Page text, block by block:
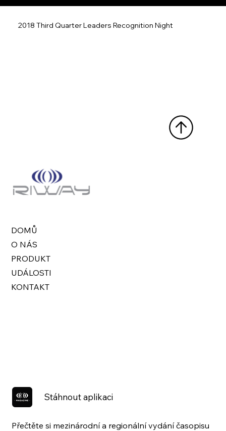
2018 Third Quarter Leaders Recognition Night
DOMŮ
O NÁS
PRODUKT
UDÁLOSTI
KONTAKT
Stáhnout aplikaci
Přečtěte si mezinárodní a regionální vydání časopisu